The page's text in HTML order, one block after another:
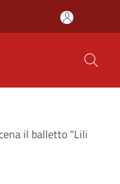
il balletto "Lili